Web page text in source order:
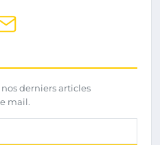
derniers articles
mail.